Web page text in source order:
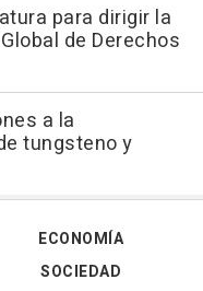
para dirigir la
de Derechos
a la
tungsteno y
ECONOMÍA
SOCIEDAD